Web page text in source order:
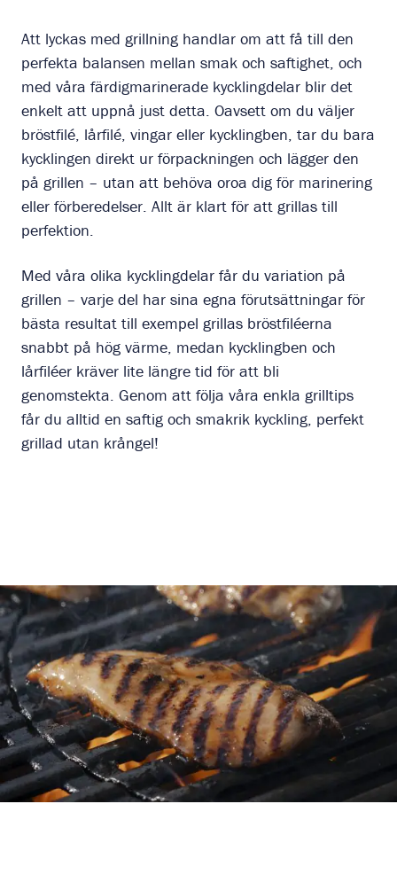
Att lyckas med grillning handlar om att få till den
perfekta balansen mellan smak och saftighet, och
med våra färdigmarinerade kycklingdelar blir det
enkelt att uppnå just detta. Oavsett om du väljer
bröstfilé, lårfilé, vingar eller kycklingben, tar du bara
kycklingen direkt ur förpackningen och lägger den
på grillen – utan att behöva oroa dig för marinering
eller förberedelser. Allt är klart för att grillas till
perfektion.
Med våra olika kycklingdelar får du variation på
grillen – varje del har sina egna förutsättningar för
bästa resultat till exempel grillas bröstfiléerna
snabbt på hög värme, medan kycklingben och
lårfiléer kräver lite längre tid för att bli
genomstekta. Genom att följa våra enkla grilltips
får du alltid en saftig och smakrik kyckling, perfekt
grillad utan krångel!